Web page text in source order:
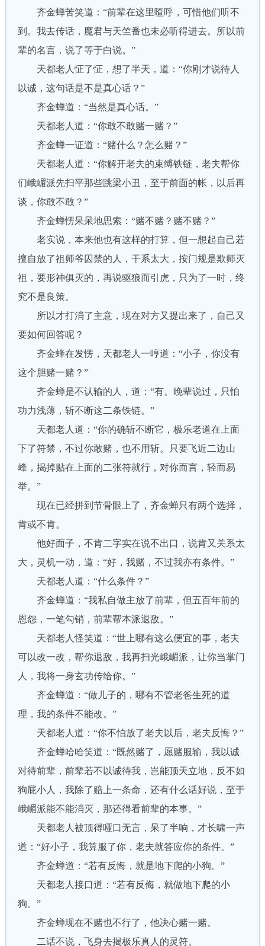
齐金蝉苦笑道：“前辈在这里喳呼，可惜他们听不
到。我去传话，魔君与天竺番也未必听得进去。所以前
辈的名言，说了等于白说。”
天都老人怔了怔，想了半天，道：“你刚才说待人
以诚，这句话是不是真心话？”
齐金蝉道：“当然是真心话。”
天都老人道：“你敢不敢赌一赌？”
齐金蝉一证道：“赌什么？怎么赌？”
天都老人道：“你解开老夫的束缚铁链，老夫帮你
们峨嵋派先扫平那些跳梁小丑，至于前面的帐，以后再
谈，你敢不敢？”
齐金蝉愣呆呆地思索：“赌不赌？赌不赌？”
老实说，本来他也有这样的打算，但一想起自己若
擅自放了祖师爷囚禁的人，干系太大，按门规是欺师灭
祖，要形神俱灭的，再说驱狼而引虎，只为了一时，终
究不是良策。
所以才打消了主意，现在对方又提出来了，自己又
要如何回答呢？
齐金蜂在发愣，天都老人一哼道：“小子，你没有
这个胆赌一赌？”
齐金蝉是不认输的人，道：“有。晚辈说过，只怕
功力浅薄，斩不断这二条铁链。”
天都老人道：“你的确斩不断它，极乐老道在上面
下了符禁，不过你敢赌，也不用斩。只要飞近二边山
峰，揭掉贴在上面的二张符就行，对你而言，轻而易
举。”
现在已经拼到节骨眼上了，齐金蝉只有两个选择，
肯或不肯。
他好面子，不肯二字实在说不出口，说肯又关系太
大，灵机一动，道：“好，我赌，不过我亦有条件。”
天都老人道：“什么条件？”
齐金蝉道：“我私自做主放了前辈，但五百年前的
恩怨，一笔勾销，前辈帮本派退敌。”
天都老人怪笑道：“世上哪有这么便宜的事，老夫
可以改一改，帮你退敌，我再扫光峨嵋派，让你当掌门
人，我将一身玄功传给你。”
齐金蝉道：“做儿子的，哪有不管老爸生死的道
理，我的条件不能改。”
天都老人道：“你不怕放了老夫以后，老夫反悔？”
齐金蝉哈哈笑道：“既然赌了，愿赌服输，我以诚
对待前辈，前辈若不以诚待我，岂能顶天立地，反不如
狗屁小人，我除了赔上一条命，还有什么话好说，至于
峨嵋派能不能消灭，那还得看前辈的本事。”
天都老人被顶得哑口无言，呆了半响，才长啸一声
道：“好小子，我算服了你，老夫就答应你的条件。”
齐金蝉道：“若有反悔，就是地下爬的小狗。”
天都老人接口道：“若有反侮，就做地下爬的小
狗。”
齐金蝉现在不赌也不行了，他决心赌一赌。
二话不说，飞身去揭极乐真人的灵符。